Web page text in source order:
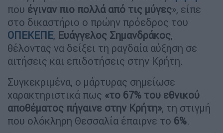
που έγιναν πιο πολλά από τις μύγες», είπε
στο δικαστήριο ο πρώην πρόεδρος του
ΟΠΕΚΕΠΕ, Ευάγγελος Σημανδράκος,
θέλοντας να δείξει τη ραγδαία αύξηση σε
αιτήσεις και επιδοτήσεις στην Κρήτη.
Συγκεκριμένα, ο μάρτυρας σημείωσε
χαρακτηριστικά πως «το 67% του εθνικού
αποθέματος πήγαινε στην Κρήτη», τη στιγμή
που ολόκληρη Θεσσαλία έπαιρνε το 6%.